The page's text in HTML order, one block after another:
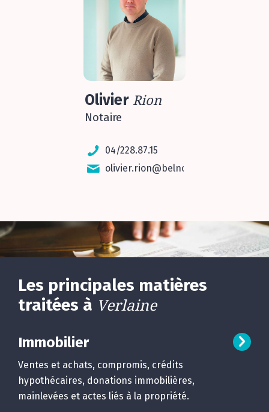
Olivier Rion
Notaire
04/228.87.15
olivier.rion@belnot.be
Les principales matières
traitées à Verlaine
Immobilier
Ventes et achats, compromis, crédits
hypothécaires, donations immobilières,
mainlevées et actes liés à la propriété.